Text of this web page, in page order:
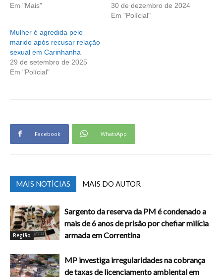
Em "Mais"
30 de dezembro de 2024
Em "Polícial"
Mulher é agredida pelo
marido após recusar relação
sexual em Carinhanha
29 de setembro de 2025
Em "Polícial"
Facebook WhatsApp
MAIS NOTÍCIAS MAIS DO AUTOR
Região
Sargento da reserva da PM é condenado a
mais de 6 anos de prisão por chefiar milícia
armada em Correntina
MP investiga irregularidades na cobrança
de taxas de licenciamento ambiental em